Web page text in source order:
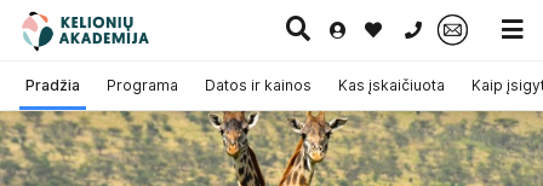
0 700 11007
Paskutinė
Pažintinės
Egzotinės
Pradžia Programa Datos ir kainos Kas įskaičiuota Kaip